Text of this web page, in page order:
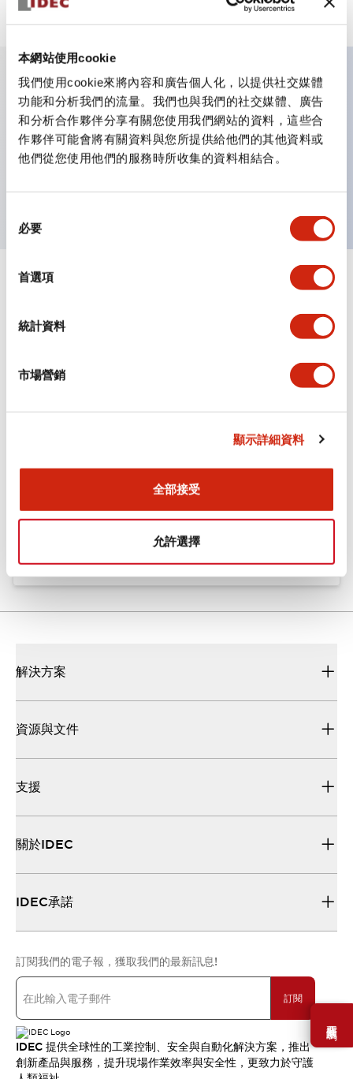
本網站使用cookie
我們使用cookie來將內容和廣告個人化，以提供社交媒體
功能和分析我們的流量。我們也與我們的社交媒體、廣告
和分析合作夥伴分享有關您使用我們網站的資料，這些合
作夥伴可能會將有關資料與您所提供給他們的其他資料或
他們從您使用他們的服務時所收集的資料相結合。
必要
首選項
統計資料
市場營銷
顯示詳細資料
全部接受
允許選擇
需要幫助嗎？
主要特點
可進行集合密著安裝
附鎖選擇開關採用高安全性的彈子鎖結構
防護結構為IP65（IEC60529）
Flush Silhouette LW系列 控制元件 (英文版)
Flush Silhouette LW系列 控制元件
1.63MB
解決方案
資源與文件
支援
關於IDEC
IDEC承諾
訂閱我們的電子報，獲取我們的最新訊息!
訂閱
IDEC 提供全球性的工業控制、安全與自動化解決方案，推出
創新產品與服務，提升現場作業效率與安全性，更致力於守護